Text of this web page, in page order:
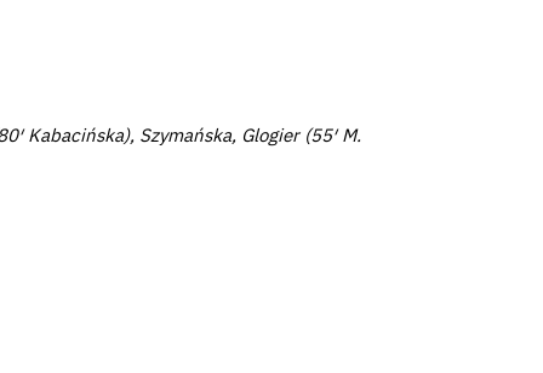
Kabacińska), Szymańska, Glogier (55′ M.